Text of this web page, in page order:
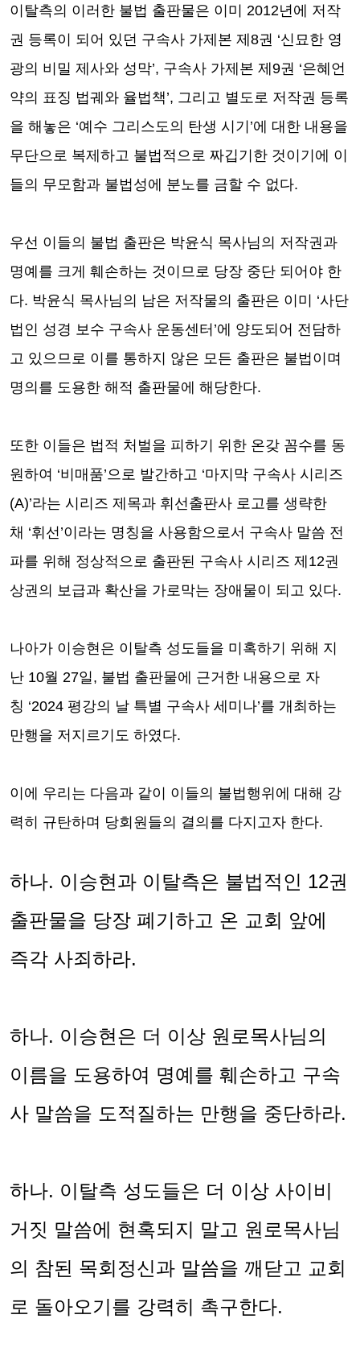
이탈측의 이러한 불법 출판물은 이미 2012년에 저작
권 등록이 되어 있던 구속사 가제본 제 8권 ‘신묘한 영
광의 비밀 제사와 성막’, 구속사 가제본 제 9권 ‘은혜언
약의 표징 법궤와 율법책’, 그리고 별도로 저작권 등록
을 해놓은 ‘예수 그리스도의 탄생 시기 ’에 대한 내용을
무단으로 복제하고 불법적으로 짜깁기한 것이기에 이
들의 무모함과 불법성에 분노를 금할 수 없다.
우선 이들의 불법 출판은 박윤식 목사님의 저작권과
명예를 크게 훼손하는 것이므로 당장 중단 되어야 한
다. 박윤식 목사님의 남은 저작물의 출판은 이미 ‘사단
법인 성경 보수 구속사 운동센터 ’에 양도되어 전담하
고 있으므로 이를 통하지 않은 모든 출판은 불법이며
명의를 도용한 해적 출판물에 해당한다.
또한 이들은 법적 처벌을 피하기 위한 온갖 꼼수를 동
원하여 ‘비매품’으로 발간하고 ‘마지막 구속사 시리즈
(A)’라는 시리즈 제목과 휘선출판사 로고를 생략한
채 ‘휘선’이라는 명칭을 사용함으로서 구속사 말씀 전
파를 위해 정상적으로 출판된 구속사 시리즈 제 12권
상권의 보급과 확산을 가로막는 장애물이 되고 있다.
나아가 이승현은 이탈측 성도들을 미혹하기 위해 지
난 10월 27일, 불법 출판물에 근거한 내용으로 자
칭 ‘2024 평강의 날 특별 구속사 세미나’를 개최하는
만행을 저지르기도 하였다.
이에 우리는 다음과 같이 이들의 불법행위에 대해 강
력히 규탄하며 당회원들의 결의를 다지고자 한다.
하나. 이승현과 이탈측은 불법적인 12권
출판물을 당장 폐기하고 온 교회 앞에
즉각 사죄하라.
하나. 이승현은 더 이상 원로목사님의
이름을 도용하여 명예를 훼손하고 구속
사 말씀을 도적질하는 만행을 중단하라.
하나. 이탈측 성도들은 더 이상 사이비
거짓 말씀에 현혹되지 말고 원로목사님
의 참된 목회정신과 말씀을 깨닫고 교회
로 돌아오기를 강력히 촉구한다.